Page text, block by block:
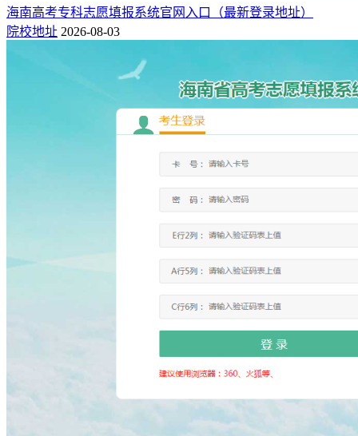
海南高考专科志愿填报系统官网入口（最新登录地址）
院校地址 2026-08-03